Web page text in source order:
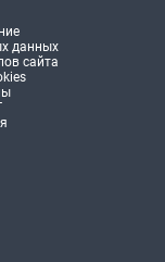
данных
сайта